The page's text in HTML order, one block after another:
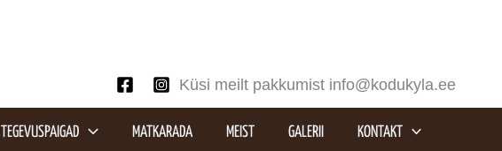
Küsi meilt pakkumist info@kodukyla.ee
TEGEVUSPAIGAD MATKARADA MEIST GALERII KONTAKT